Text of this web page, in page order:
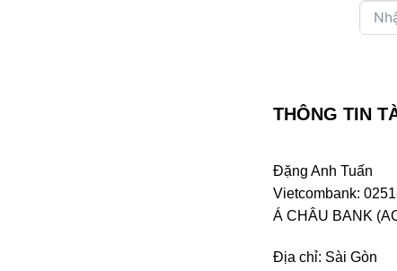
THÔNG TIN
Đặng Anh Tuấn
Vietcombank:
Á CHÂU BANK
Địa chỉ: Sài Gòn